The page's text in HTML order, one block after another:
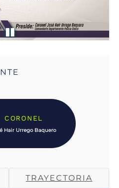
CORONEL
Hair Urrego Baquero
TRAYECTORIA